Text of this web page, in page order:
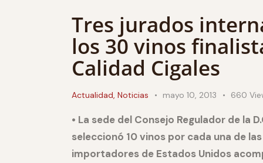
Tres jurados
los 30 vinos
Calidad Cigales
Actualidad, Noticias mayo 10, 2013 660
• La sede del Consejo Regulador de la
seleccionó 10 vinos por cada una de
importadores de Estados Unidos